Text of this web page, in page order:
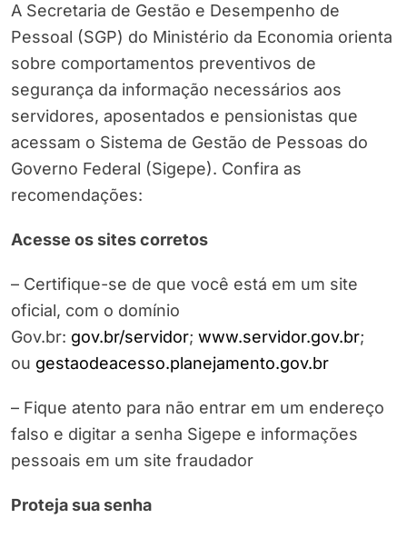
A Secretaria de Gestão e Desempenho de
Pessoal (SGP) do Ministério da Economia orienta
sobre comportamentos preventivos de
segurança da informação necessários aos
servidores, aposentados e pensionistas que
acessam o Sistema de Gestão de Pessoas do
Governo Federal (Sigepe). Confira as
recomendações:
Acesse os sites corretos
– Certifique-se de que você está em um site
oficial, com o domínio
Gov.br: gov.br/servidor; www.servidor.gov.br;
ou gestaodeacesso.planejamento.gov.br
– Fique atento para não entrar em um endereço
falso e digitar a senha Sigepe e informações
pessoais em um site fraudador
Proteja sua senha